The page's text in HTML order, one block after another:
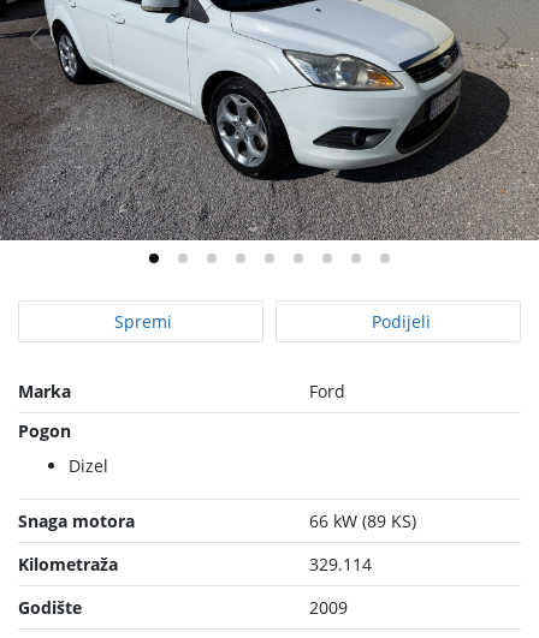
Spremi Podijeli
Marka
Ford
Pogon
Dizel
Snaga motora
66 kW (89 KS)
Kilometraža
329.114
Godište
2009